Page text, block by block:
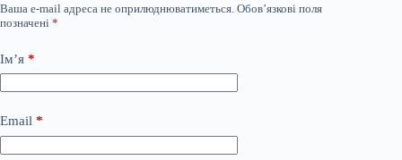
Ваша e-mail адреса не оприлюднюватиметься. Обов’язкові поля
позначені *
Ім’я *
Email *